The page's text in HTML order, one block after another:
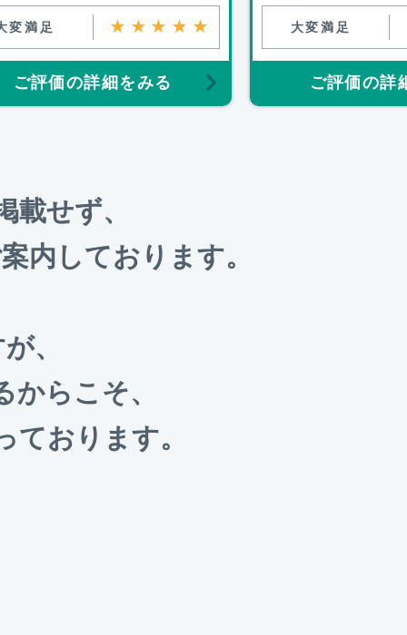
変満足 ★★★★★
ご評価の詳細をみる
大変満足
ご評価の詳
せず、
内しております。
、
らこそ、
おります。